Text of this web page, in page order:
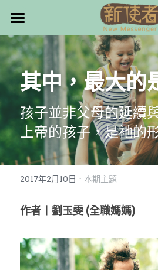
最新消息
關於我們
雜誌目錄
雜誌專欄
最新文章
編者的話
本期主題
台灣教會人物檔案
畫話人生
寫寫畫畫
漫畫
訂購/奉獻/廣告刊登
好站連結
搜索
其中，最大的
孩子並非父母的延續
上帝的孩子，是衪的
2017年2月10日 · 本期主題
作者丨劉玉雯 (全職媽媽)
商品分類
所有商品分類